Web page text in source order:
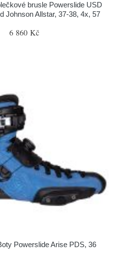
brusle Powerslide USD
Johnson Allstar, 37-38, 4x, 57
6 860 Kč
Powerslide Arise PDS, 36